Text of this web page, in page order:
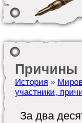
Причины
История »
участники,
За два